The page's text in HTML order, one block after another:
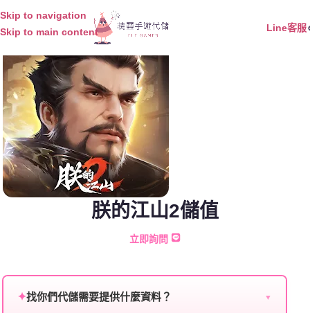
Skip to navigation
Skip to main content
Line客服
朕的江山2儲值
立即詢問
✦找你們代儲需要提供什麼資料？ ▼